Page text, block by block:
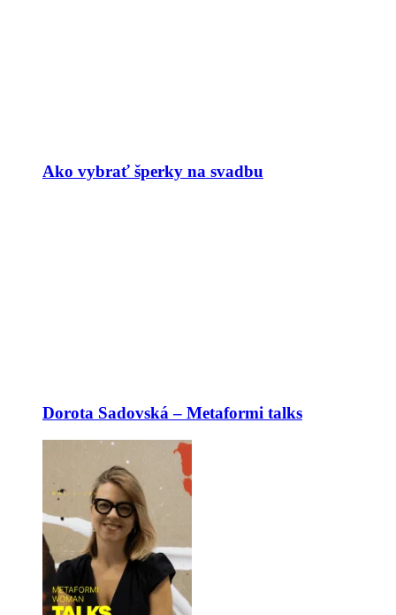
Ako vybrať šperky na svadbu
Dorota Sadovská – Metaformi talks